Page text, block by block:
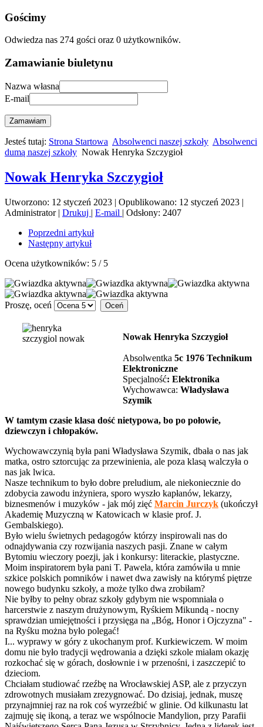
Gościmy
Odwiedza nas 274 gości oraz 0 użytkowników.
Zamawianie biuletynu
Nazwa własna
E-mail
Zamawiam
Jesteś tutaj: Strona Startowa Absolwenci naszej szkoły Absolwenci
dumą naszej szkoły Nowak Henryka Szczygioł
Nowak Henryka Szczygioł
Utworzono: 12 styczeń 2023 | Opublikowano: 12 styczeń 2023 |
Administrator| Drukuj | E-mail | Odsłony: 2407
Poprzedni artykuł
Następny artykuł
Ocena użytkowników: 5 / 5
Proszę, oceń
Nowak Henryka Szczygioł
Absolwentka 5c 1976 Technikum
Elektroniczne
Specjalność: Elektronika
Wychowawca: Władysława
Szymik
W tamtym czasie klasa dość nietypowa, bo po połowie,
dziewczyn i chłopaków.
Wychowawczynią była pani Władysława Szymik, dbała o nas jak
matka, ostro sztorcując za przewinienia, ale poza klasą walczyła o
nas jak lwica.
Nasze technikum to było dobre preludium, ale niekoniecznie do
zdobycia zawodu inżyniera, sporo wyszło kapłanów, lekarzy,
biznesmenów i muzyków - jak mój zięć Marcin Jurczyk (ukończył
Akademię Muzyczną w Katowicach w klasie prof. J.
Gembalskiego).
Było wielu świetnych pedagogów którzy inspirowali nas do
odnajdywania czy rozwijania naszych pasji. Znane w całym
Bytomiu wieczory poezji, jak i konkursy: literackie, plastyczne.
Moim inspiratorem była pani T. Pawela, która zamówiła u mnie
szkice polskich pomników i nawet dwa zawisły na którymś piętrze
nowego budynku szkoły, a może tylko dwa zrobiłam?
Nie byłby to pełny obraz szkoły gdybym nie wspomniała o
harcerstwie z naszym drużynowym, Ryśkiem Mikundą - nocny
sprawdzian umiejętności i przysięga na „Bóg, Honor i Ojczyzna" -
na Ryśku można było polegać!
I... wyprawy w góry z ukochanym prof. Kurkiewiczem. W moim
domu nie było tradycji wędrowania a dzięki szkole miałam okazję
rozkochać się w górach, dosłownie i w przenośni, i zaszczepić to
dzieciom.
Chciałam studiować rzeźbę na Wrocławskiej ASP, ale z przyczyn
zdrowotnych musiałam zrezygnować. Do dzisiaj, jednak, muszę
przynajmniej raz na rok coś wyrzeźbić w glinie. Od kilkunastu lat
zajmuję się ikoną, a teraz we wspólnocie Mandylion, przy Parafii